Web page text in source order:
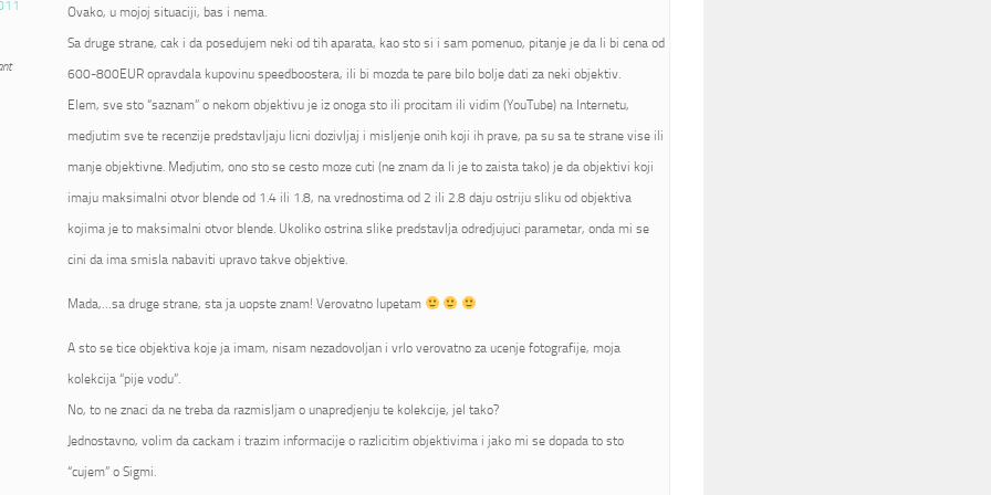
Ovako, u mojoj situaciji, bas i nema.
Sa druge strane, cak i da posedujem neki od tih aparata, kao sto si i sam pomenuo, pitanje je da li bi cena od
600-800EUR opravdala kupovinu speedboostera, ili bi mozda te pare bilo bolje dati za neki objektiv.
Elem, sve sto “saznam” o nekom objektivu je iz onoga sto ili procitam ili vidim (YouTube) na Internetu,
medjutim sve te recenzije predstavljaju licni dozivljaj i misljenje onih koji ih prave, pa su sa te strane vise ili
manje objektivne. Medjutim, ono sto se cesto moze cuti (ne znam da li je to zaista tako) je da objektivi koji
imaju maksimalni otvor blende od 1.4 ili 1.8, na vrednostima od 2 ili 2.8 daju ostriju sliku od objektiva
kojima je to maksimalni otvor blende. Ukoliko ostrina slike predstavlja odredjujuci parametar, onda mi se
cini da ima smisla nabaviti upravo takve objektive.
Mada,…sa druge strane, sta ja uopste znam! Verovatno lupetam
A sto se tice objektiva koje ja imam, nisam nezadovoljan i vrlo verovatno za ucenje fotografije, moja
kolekcija “pije vodu”.
No, to ne znaci da ne treba da razmisljam o unapredjenju te kolekcije, jel tako?
Jednostavno, volim da cackam i trazim informacije o razlicitim objektivima i jako mi se dopada to sto
“cujem” o Sigmi.